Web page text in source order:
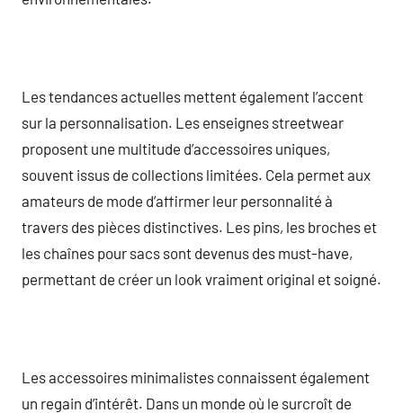
Les tendances actuelles mettent également l’accent
sur la personnalisation. Les enseignes streetwear
proposent une multitude d’accessoires uniques,
souvent issus de collections limitées. Cela permet aux
amateurs de mode d’affirmer leur personnalité à
travers des pièces distinctives. Les pins, les broches et
les chaînes pour sacs sont devenus des must-have,
permettant de créer un look vraiment original et soigné.
Les accessoires minimalistes connaissent également
un regain d’intérêt. Dans un monde où le surcroît de